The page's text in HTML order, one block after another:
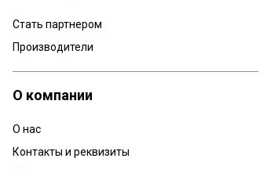
Стать партнером
Производители
О компании
О нас
Контакты и реквизиты